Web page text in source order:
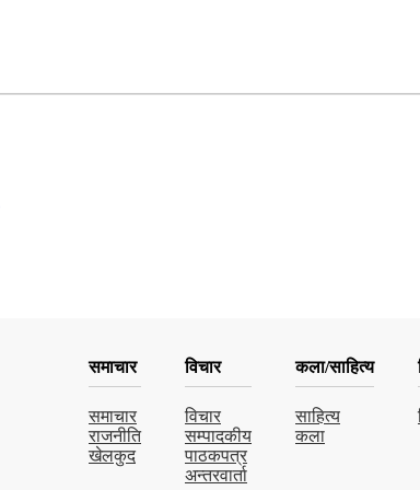
समाचार
समाचार
राजनीति
खेलकुद
विचार
विचार
सम्पादकीय
पाठकपत्र
अन्तरवार्ता
कला/साहित्य
साहित्य
कला